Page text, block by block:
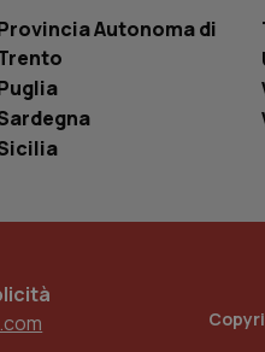
Autonoma di
un numero
in cui viene
sito, ma un
Analytics
per mantenere
incorporati
del sito web sta
di